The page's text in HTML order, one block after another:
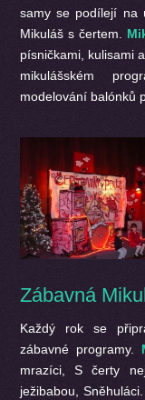
samy se podílejí na
Mikuláš s čertem.
písničkami, kulisami
mikulášském
modelování balónků
Zábavná
Každý rok se
zábavné programy.
mrazíci, S čerty
ježibabou,